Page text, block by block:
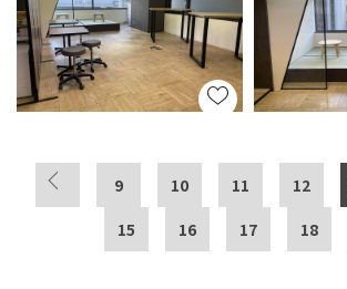
9 10 11 12
15
16 17 18